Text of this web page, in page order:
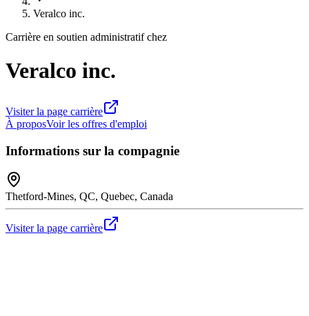
Veralco inc.
Carrière en soutien administratif chez
Veralco inc.
Visiter la page carrière
À proposVoir les offres d'emploi
Informations sur la compagnie
Thetford-Mines, QC, Quebec, Canada
Visiter la page carrière